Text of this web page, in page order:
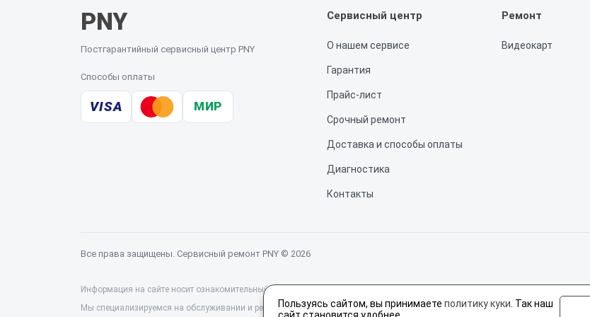
PNY
Постгарантийный сервисный центр PNY
Способы оплаты
VISA МИР
Сервисный центр
О нашем сервисе
Гарантия
Прайс-лист
Срочный ремонт
Доставка и способы оплаты
Диагностика
Контакты
Ремонт
Видеокарт
Все права защищены. Сервисный ремонт PNY © 2026
Информация на сайте носит ознакомительный характер и не является публичной офертой, определяемой положениями
Мы специализируемся на обслуживании и ремонте техники PNY, но не являемся их официальным представителем.
Пользуясь сайтом, вы принимаете политику куки . Так наш